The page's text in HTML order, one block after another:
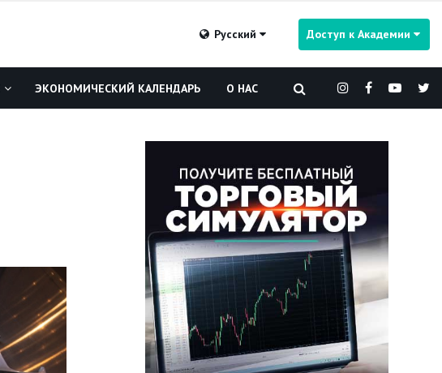
Русский Доступ к Академии
ЭКОНОМИЧЕСКИЙ КАЛЕНДАРЬ О НАС